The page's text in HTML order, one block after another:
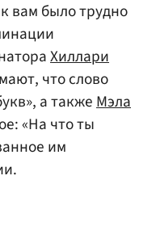
вам было трудно
Хиллари
что слово
а такжеМэла
«На что ты
им